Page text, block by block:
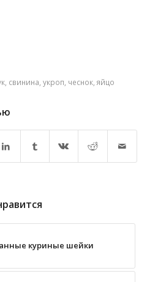
, свинина укроп чеснок, яйцо
куриные шейки